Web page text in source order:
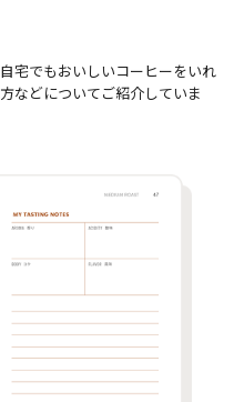
宅でもおいしいコーヒーをいれ
などについてご紹介していま